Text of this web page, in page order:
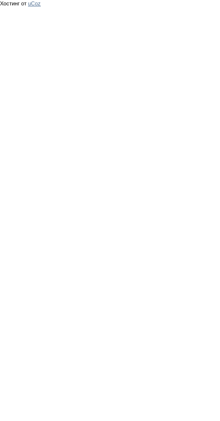
Хостинг от uCoz